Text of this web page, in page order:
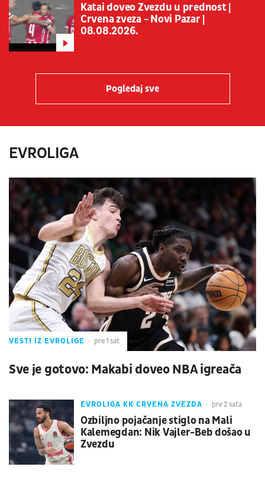
Katai doveo Zvezdu u prednost |
Crvena zveza - Novi Pazar |
08.08.2026.
Pogledaj sve
EVROLIGA
VESTI IZ EVROLIGE pre 1 sat
Sve je gotovo: Makabi doveo NBA igreača
EVROLIGA KK CRVENA ZVEZDA pre 2 sata
Ozbiljno pojačanje stiglo na Mali
Kalemegdan: Nik Vajler-Beb došao u
Zvezdu